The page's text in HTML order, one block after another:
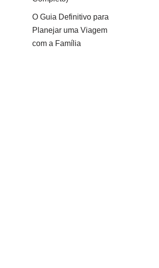
O Guia Definitivo para
Planejar uma Viagem
com a Família